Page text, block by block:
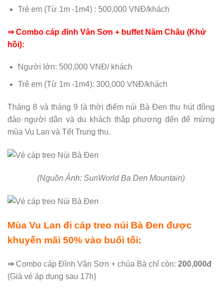
Trẻ em (Từ 1m -1m4) : 500,000 VNĐ/khách
⇒ Combo cáp đỉnh Vân Sơn + buffet Năm Châu (Khứ
hồi):
Người lớn: 500,000 VNĐ/ khách
Trẻ em (Từ 1m -1m4): 300,000 VNĐ/khách
Tháng 8 và tháng 9 là thời điểm núi Bà Đen thu hút đông
đảo người dân và du khách thập phương đến để mừng
mùa Vu Lan và Tết Trung thu.
(Nguồn Ảnh: SunWorld Ba Den Mountain)
Mùa Vu Lan đi cáp treo núi Bà Đen được
khuyến mãi 50% vào buổi tối:
⇒ Combo cáp Đỉnh Vân Sơn + chùa Bà chỉ còn: 200,000đ
(Giá vé áp dụng sau 17h)